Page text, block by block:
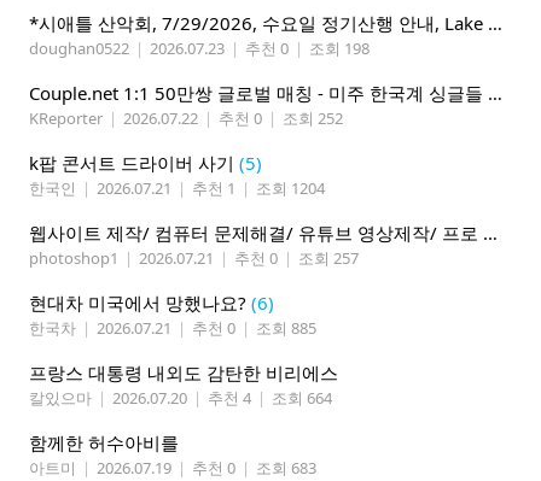
*시애틀 산악회, 7/29/2026, 수요일 정기산행 안내, Lake 22*
doughan0522 | 2026.07.23 | 추천 0 | 조회 198
Couple.net 1:1 50만쌍 글로벌 매칭 - 미주 한국계 싱글들 모이세요
KReporter | 2026.07.22 | 추천 0 | 조회 252
k팝 콘서트 드라이버 사기 (5)
한국인 | 2026.07.21 | 추천 1 | 조회 1204
웹사이트 제작/ 컴퓨터 문제해결/ 유튜브 영상제작/ 프로 사진촬영
photoshop1 | 2026.07.21 | 추천 0 | 조회 257
현대차 미국에서 망했나요? (6)
한국차 | 2026.07.21 | 추천 0 | 조회 885
프랑스 대통령 내외도 감탄한 비리에스
칼있으마 | 2026.07.20 | 추천 4 | 조회 664
함께한 허수아비를
아트미 | 2026.07.19 | 추천 0 | 조회 683